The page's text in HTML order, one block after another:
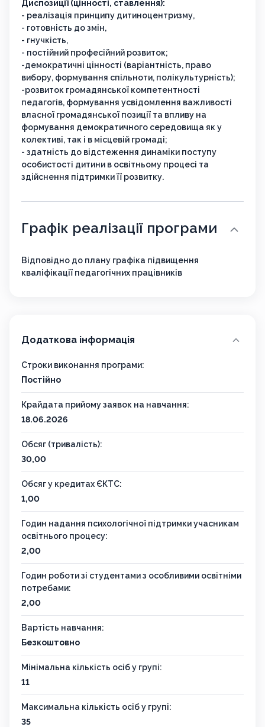
Диспозиції (цінності, ставлення):
- реалізація принципу дитиноцентризму,
- готовність до змін,
- гнучкість,
- постійний професійний розвиток;
-демократичні цінності (варіантність, право
вибору, формування спільноти, полікультурність);
-розвиток громадянської компетентності
педагогів, формування усвідомлення важливості
власної громадянської позиції та впливу на
формування демократичного середовища як у
колективі, так і в місцевій громаді;
- здатність до відстеження динаміки поступу
особистості дитини в освітньому процесі та
здійснення підтримки її розвитку.
Графік реалізації програми
Відповідно до плану графіка підвищення
кваліфікації педагогічних працівників
Додаткова інформація
Строки виконання програми:
Постійно
Крайдата прийому заявок на навчання:
18.06.2026
Обсяг (тривалість):
30,00
Обсяг у кредитах ЄКТС:
1,00
Годин надання психологічної підтримки учасникам
освітнього процесу:
2,00
Годин роботи зі студентами з особливими освітніми
потребами:
2,00
Вартість навчання:
Безкоштовно
Мінімальна кількість осіб у групі:
11
Максимальна кількість осіб у групі:
35